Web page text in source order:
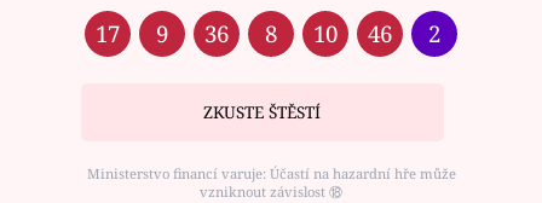
17 9 36 8 10 46 2
ZKUSTE ŠTĚSTÍ
Ministerstvo financí varuje: Účastí na hazardní hře může
vzniknout závislost ⑱